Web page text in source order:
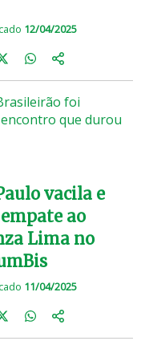
12/04/2025
foi
que durou
vacila e
empate ao
Lima no
11/04/2025